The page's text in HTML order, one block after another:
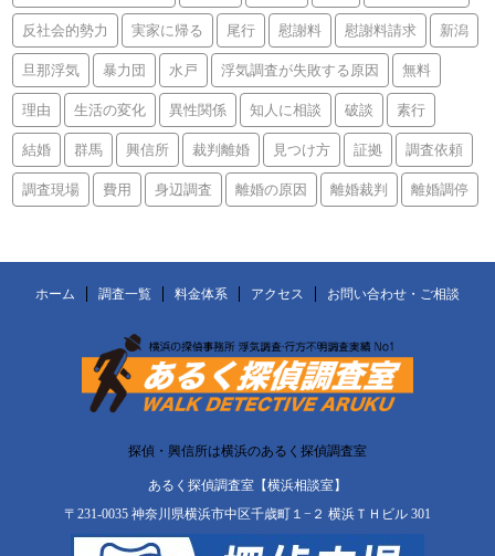
反社会的勢力 実家に帰る 尾行 慰謝料 慰謝料請求 新潟
旦那浮気 暴力団 水戸 浮気調査が失敗する原因 無料
理由 生活の変化 異性関係 知人に相談 破談 素行
結婚 群馬 興信所 裁判離婚 見つけ方 証拠 調査依頼
調査現場 費用 身辺調査 離婚の原因 離婚裁判 離婚調停
ホーム 調査一覧 料金体系 アクセス お問い合わせ・ご相談
探偵・興信所は横浜のあるく探偵調査室
あるく探偵調査室【横浜相談室】
〒231-0035 神奈川県横浜市中区千歳町１−２ 横浜ＴＨビル 301